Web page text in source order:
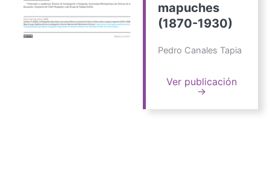
mapuches
(1870-1930)
Pedro Canales Tapia
Ver publicación
→